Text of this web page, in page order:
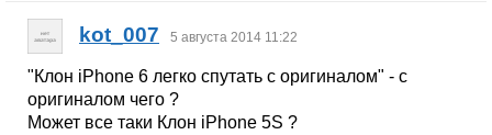
kot_007 5 августа 2014 11:22
"Клон iPhone 6 легко спутать с оригиналом" - с
оригиналом чего ?
Может все таки Клон iPhone 5S ?